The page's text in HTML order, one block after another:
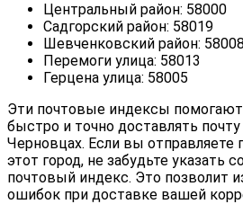
Центральный район: 58000
Садгорский район: 58019
Шевченковский район:
Перемоги улица: 58013
Герцена улица: 58005
Эти почтовые индексы
быстро и точно доставлять
Черновцах. Если вы отправляете
этот город, не забудьте указать
почтовый индекс. Это позволит
ошибок при доставке вашей